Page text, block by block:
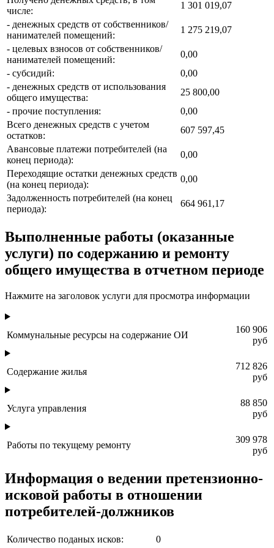
числе:
1 301 019,07
- денежных средств от собственников/
нанимателей помещений:
1 275 219,07
- целевых взносов от собственников/
нанимателей помещений:
0,00
- субсидий:
0,00
- денежных средств от использования
общего имущества:
25 800,00
- прочие поступления:
0,00
Всего денежных средств с учетом
остатков:
607 597,45
Авансовые платежи потребителей (на
конец периода):
0,00
Переходящие остатки денежных средств
(на конец периода):
0,00
Задолженность потребителей (на конец
периода):
664 961,17
Выполненные работы (оказанные
услуги) по содержанию и ремонту
общего имущества в отчетном периоде
Нажмите на заголовок услуги для просмотра информации
Коммунальные ресурсы на содержание ОИ
160 906
руб
Содержание жилья
712 826
руб
Услуга управления
88 850
руб
Работы по текущему ремонту
309 978
руб
Информация о ведении претензионно-
исковой работы в отношении
потребителей-должников
Количество поданых исков:
0